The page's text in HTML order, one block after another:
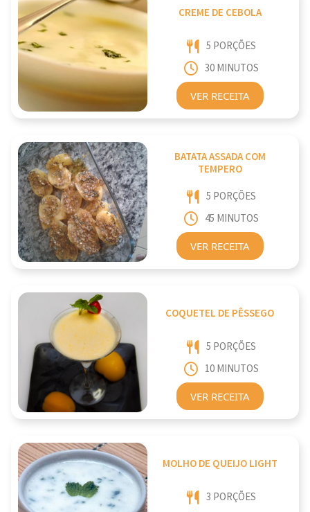
CREME DE CEBOLA
5 PORÇÕES
30 MINUTOS
VER RECEITA
BATATA ASSADA COM
TEMPERO
5 PORÇÕES
45 MINUTOS
VER RECEITA
COQUETEL DE PÊSSEGO
5 PORÇÕES
10 MINUTOS
VER RECEITA
MOLHO DE QUEIJO LIGHT
3 PORÇÕES